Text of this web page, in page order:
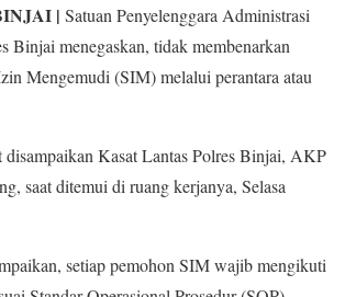
| Satuan Penyelenggara Administrasi
Binjai menegaskan, tidak membenarkan
Mengemudi (SIM) melalui perantara atau
disampaikan Kasat Lantas Polres Binjai, AKP
saat ditemui di ruang kerjanya, Selasa
setiap pemohon SIM wajib mengikuti